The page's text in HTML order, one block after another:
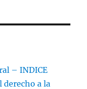
– INDICE
derecho a la